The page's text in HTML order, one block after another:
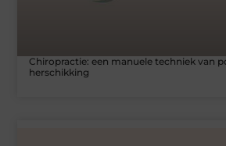
Chiropractie: een manuele techniek van
herschikking